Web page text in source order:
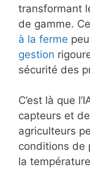
transformant
de gamme.
à la ferme
gestion
sécurité des
C’est là que
capteurs et
agriculteurs
conditions de
la